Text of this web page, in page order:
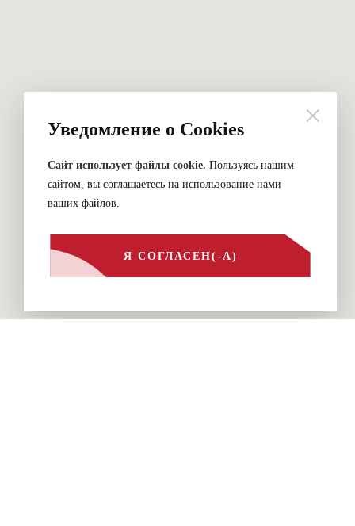
Уведомление о Cookies
Сайт использует файлы cookie. Пользуясь нашим
сайтом, вы соглашаетесь на использование нами
ваших файлов.
Я СОГЛАСЕН(-А)